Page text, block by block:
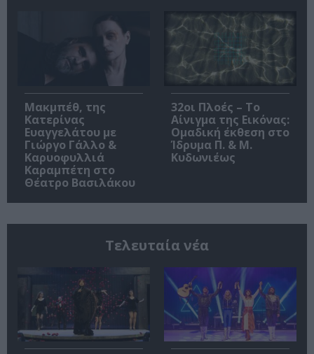
Μακμπέθ, της
Κατερίνας
Ευαγγελάτου με
Γιώργο Γάλλο &
Καρυοφυλλιά
Καραμπέτη στο
Θέατρο Βασιλάκου
32οι Πλοές – Το
Αίνιγμα της Εικόνας:
Ομαδική έκθεση στο
Ίδρυμα Π. & Μ.
Κυδωνιέως
Τελευταία νέα